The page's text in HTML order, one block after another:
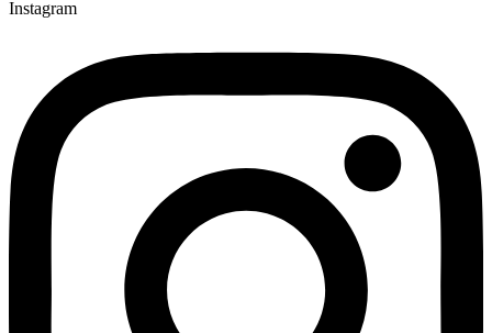
Instagram